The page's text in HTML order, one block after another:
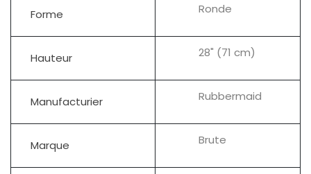
Forme Ronde
Hauteur 28" (71 cm)
Manufacturier Rubbermaid
Marque Brute